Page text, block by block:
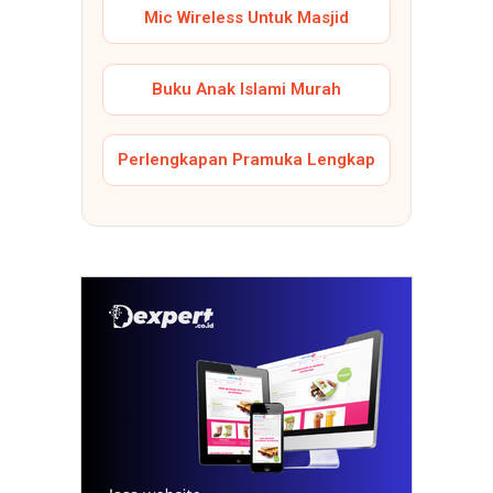
Mic Wireless Untuk Masjid
Buku Anak Islami Murah
Perlengkapan Pramuka Lengkap